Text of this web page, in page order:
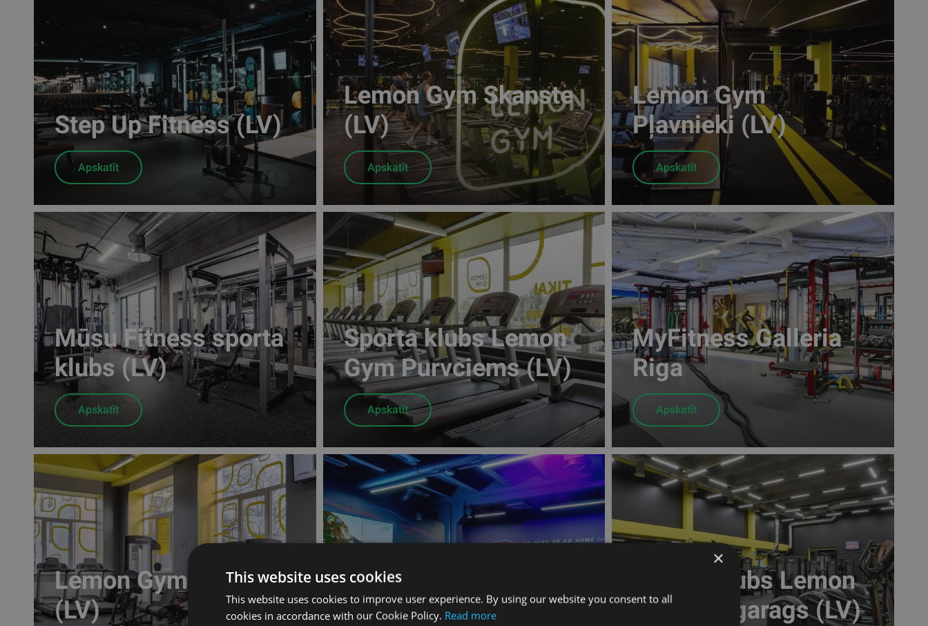
Step Up Fitness (LV)
Apskatīt
Lemon Gym Skanste
(LV)
Apskatīt
Lemon Gym
Pļavnieki (LV)
Apskatīt
Mūsu Fitness sporta
klubs (LV)
Apskatīt
Sporta klubs Lemon
Gym Purvciems (LV)
Apskatīt
MyFitness Galleria
Riga
Apskatīt
Lemon Gym Teika
(LV)
People Fitness Riga
Center klubs (LV)
Sporta klubs Lemon
Gym Ķengarags (LV)
×
This website uses cookies
This website uses cookies to improve user experience. By using our website you consent to all
cookies in accordance with our Cookie Policy. Read more